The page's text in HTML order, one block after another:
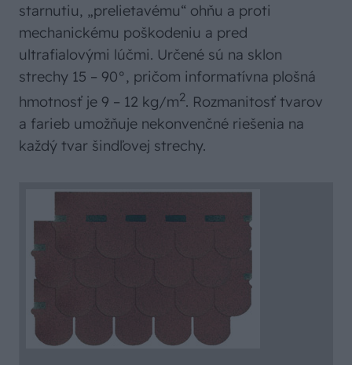
starnutiu, „prelietavému“ ohňu a proti
mechanickému poškodeniu a pred
ultrafialovými lúčmi. Určené sú na sklon
strechy 15 – 90°, pričom informatívna plošná
hmotnosť je 9 – 12 kg/m2. Rozmanitosť tvarov
a farieb umožňuje nekonvenčné riešenia na
každý tvar šindľovej strechy.